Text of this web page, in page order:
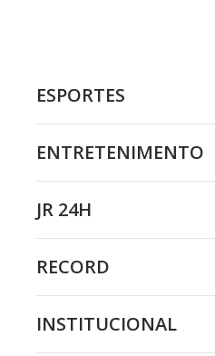
ESPORTES
ENTRETENIMENTO
JR 24H
RECORD
INSTITUCIONAL